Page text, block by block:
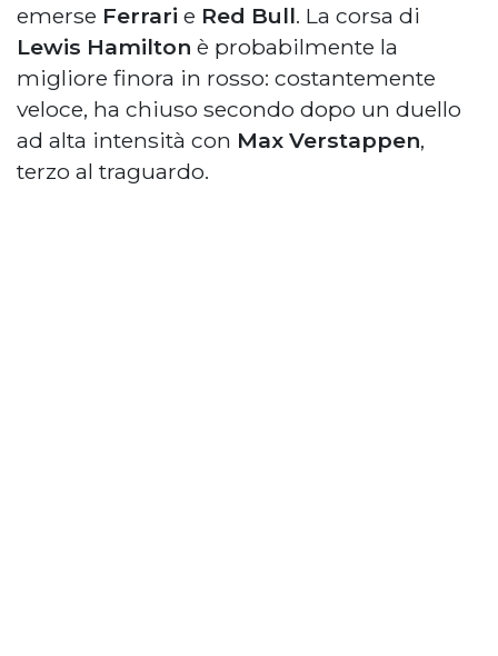
emerse Ferrari e Red Bull. La corsa di
Lewis Hamilton è probabilmente la
migliore finora in rosso: costantemente
veloce, ha chiuso secondo dopo un duello
ad alta intensità con Max Verstappen,
terzo al traguardo.